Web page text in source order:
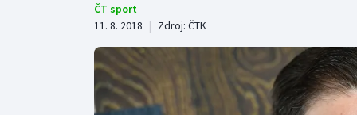
Golf
ČT sport
11. 8. 2018 | Zdroj: ČTK